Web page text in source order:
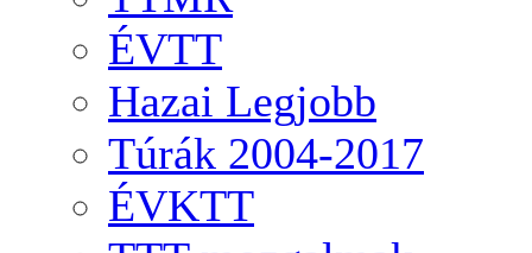
ÉVTT
Hazai Legjobb
Túrák 2004-2017
ÉVKTT